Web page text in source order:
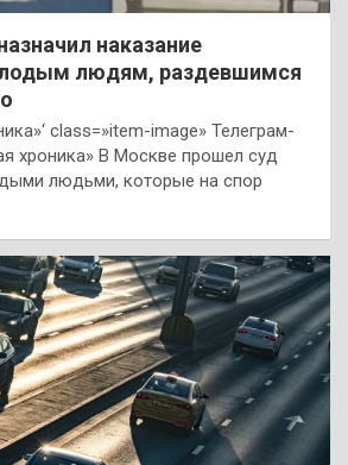
наказание
людям, раздевшимся
class=»item-image» Телеграм-
хроника» В Москве прошел суд
людьми, которые на спор